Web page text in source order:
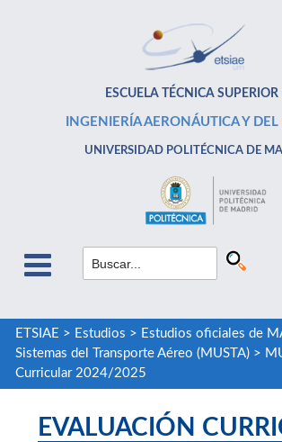
ESCUELA TÉCNICA SUPERIOR
INGENIERÍA AERONÁUTICA Y DEL
UNIVERSIDAD POLITÉCNICA DE
ETSIAE > Estudios > Estudios oficiales de
Sistemas del Transporte Aéreo (MUSTA)>
Curricular 2024/2025
EVALUACIÓN